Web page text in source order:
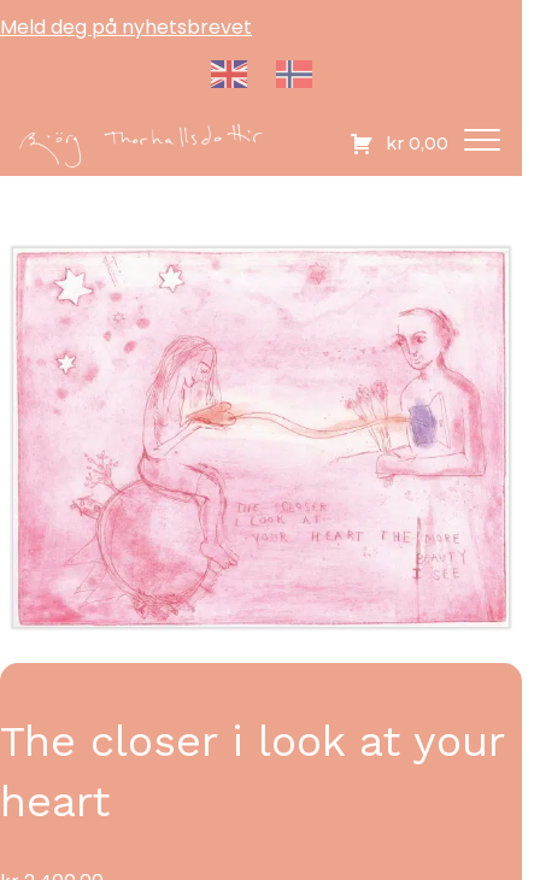
Meld deg på nyhetsbrevet
kr 0,00
The closer i look at your
heart